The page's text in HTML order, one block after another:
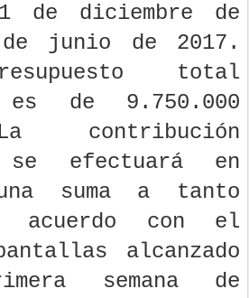
diciembre de
junio de 2017.
total
es de 9.750.000
contribución
se efectuará en
suma a tanto
acuerdo con el
alcanzado
semana de